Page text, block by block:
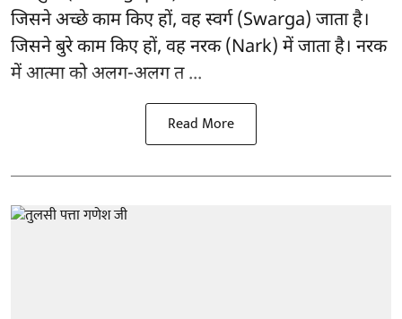
जिसने अच्छे काम किए हों, वह स्वर्ग (Swarga) जाता है।
जिसने बुरे काम किए हों, वह नरक (Nark) में जाता है। नरक
में आत्मा को अलग-अलग त ...
Read More